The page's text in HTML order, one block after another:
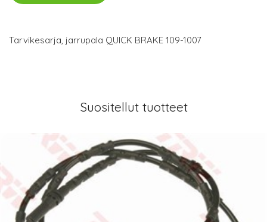
Tarvikesarja, jarrupala QUICK BRAKE 109-1007
Suositellut tuotteet